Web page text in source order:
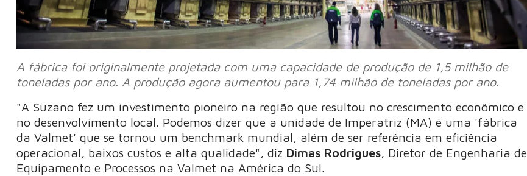
A fábrica foi originalmente projetada com uma capacidade de produção de 1,5 milhão de
toneladas por ano. A produção agora aumentou para 1,74 milhão de toneladas por ano.
"A Suzano fez um investimento pioneiro na região que resultou no crescimento econômico e
no desenvolvimento local. Podemos dizer que a unidade de Imperatriz (MA) é uma 'fábrica
da Valmet' que se tornou um benchmark mundial, além de ser referência em eficiência
operacional, baixos custos e alta qualidade", diz Dimas Rodrigues, Diretor de Engenharia de
Equipamento e Processos na Valmet na América do Sul.